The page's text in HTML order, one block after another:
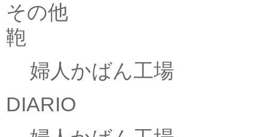
その他
鞄
婦人かばん工場
DIARIO